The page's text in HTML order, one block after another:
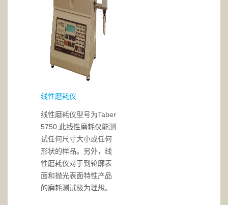
线性磨耗仪
线性磨耗仪型号为Taber
5750,此线性磨耗仪能测
试任何尺寸大小或任何
形状的样品。另外，线
性磨耗仪对于到轮廓表
面和抛光表面特性产品
的磨耗测试极为理想。